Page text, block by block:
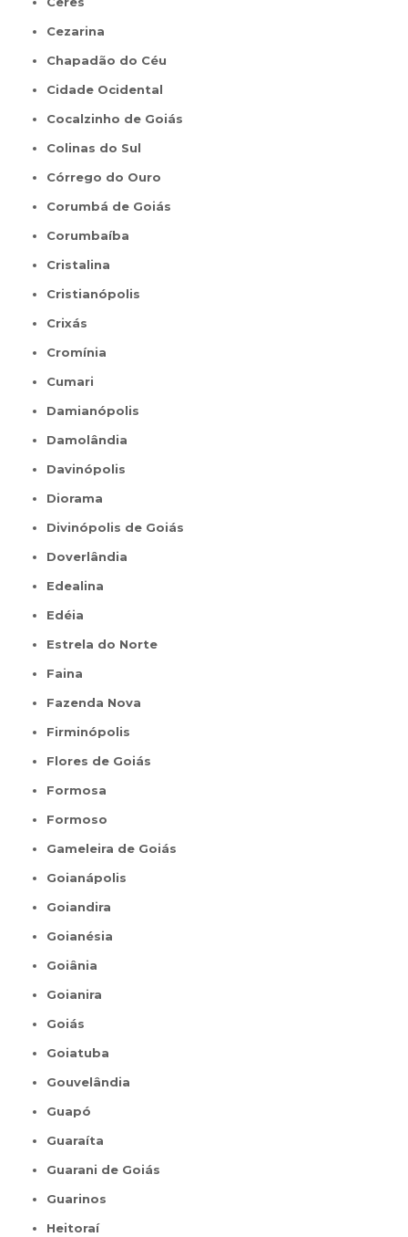
Cezarina
Chapadão do Céu
Cidade Ocidental
Cocalzinho de Goiás
Colinas do Sul
Córrego do Ouro
Corumbá de Goiás
Corumbaíba
Cristalina
Cristianópolis
Crixás
Cromínia
Cumari
Damianópolis
Damolândia
Davinópolis
Diorama
Divinópolis de Goiás
Doverlândia
Edealina
Edéia
Estrela do Norte
Faina
Fazenda Nova
Firminópolis
Flores de Goiás
Formosa
Formoso
Gameleira de Goiás
Goianápolis
Goiandira
Goianésia
Goiânia
Goianira
Goiás
Goiatuba
Gouvelândia
Guapó
Guaraíta
Guarani de Goiás
Guarinos
Heitoraí